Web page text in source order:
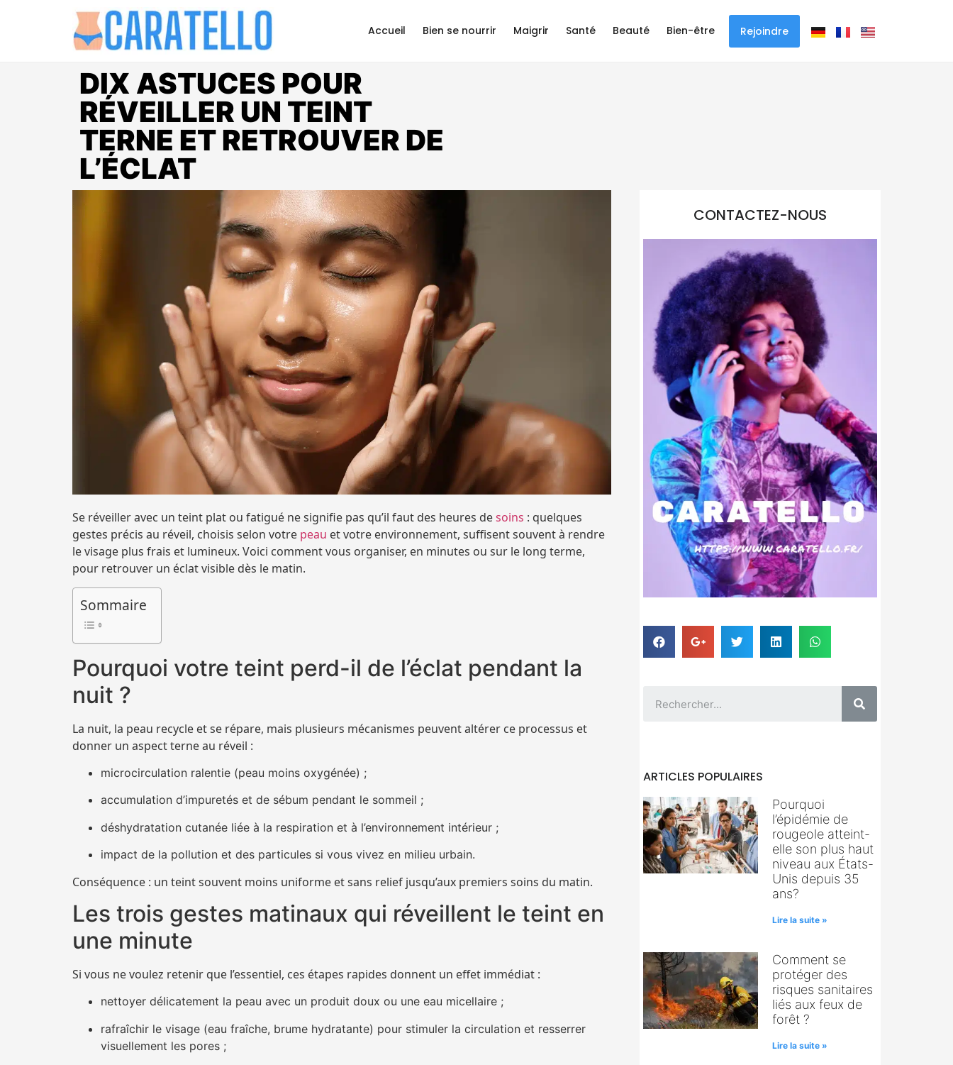
Accueil Bien se nourrir Maigrir Santé Beauté Bien-être Rejoindre
DIX ASTUCES POUR
RÉVEILLER UN TEINT
TERNE ET RETROUVER DE
L’ÉCLAT
Se réveiller avec un teint plat ou fatigué ne signifie pas qu’il faut des heures desoins : quelques
gestes précis au réveil, choisis selon votre peau et votre environnement, suffisent souvent à rendre
le visage plus frais et lumineux. Voici comment vous organiser, en minutes ou sur le long terme,
pour retrouver un éclat visible dès le matin.
Sommaire
Pourquoi votre teint perd-il de l’éclat pendant la
nuit ?
La nuit, la peau recycle et se répare, mais plusieurs mécanismes peuvent altérer ce processus et
donner un aspect terne au réveil :
microcirculation ralentie (peau moins oxygénée) ;
accumulation d’impuretés et de sébum pendant le sommeil ;
déshydratation cutanée liée à la respiration et à l’environnement intérieur ;
impact de la pollution et des particules si vous vivez en milieu urbain.
Conséquence : un teint souvent moins uniforme et sans relief jusqu’aux premiers soins du matin.
Les trois gestes matinaux qui réveillent le teint en
une minute
Si vous ne voulez retenir que l’essentiel, ces étapes rapides donnent un effet immédiat :
nettoyer délicatement la peau avec un produit doux ou une eau micellaire ;
rafraîchir le visage (eau fraîche, brume hydratante) pour stimuler la circulation et resserrer
visuellement les pores ;
CONTACTEZ-NOUS
ARTICLES POPULAIRES
Pourquoi
l’épidémie de
rougeole atteint-
elle son plus haut
niveau aux États-
Unis depuis 35
ans?
Lire la suite »
Comment se
protéger des
risques sanitaires
liés aux feux de
forêt ?
Lire la suite »